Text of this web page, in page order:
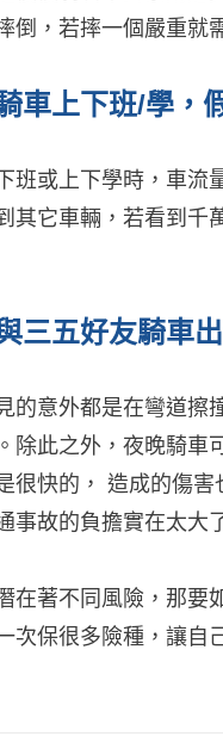
倒，若摔一個嚴重就
車上下班/學，
班或上下學時，車流
其它車輛，若看到千
三五好友騎車
的意外都是在彎道擦
除此之外，夜晚騎車
很快的， 造成的傷
事故的負擔實在太大
在著不同風險，那
次保很多險種，讓自